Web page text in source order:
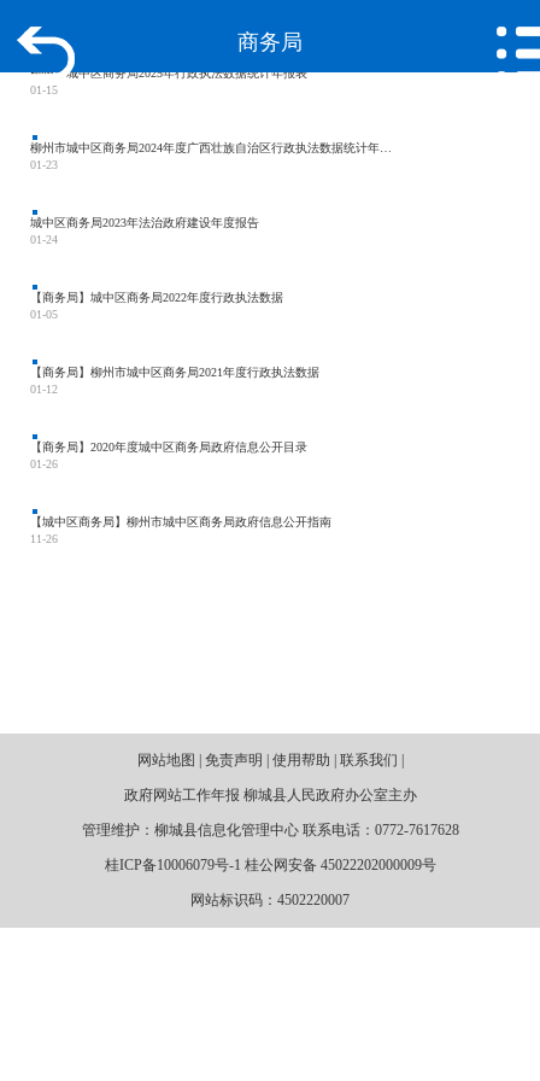
商务局
柳州市城中区商务局2025年行政执法数据统计年报表
01-15
01-23
城中区商务局2023年法治政府建设年度报告
01-24
【商务局】城中区商务局2022年度行政执法数据
01-05
【商务局】柳州市城中区商务局2021年度行政执法数据
01-12
【商务局】2020年度城中区商务局政府信息公开目录
01-26
【城中区商务局】柳州市城中区商务局政府信息公开指南
11-26
网站地图 | 免责声明 | 使用帮助 | 联系我们 |
政府网站工作年报 柳城县人民政府办公室主办
管理维护：柳城县信息化管理中心 联系电话：0772-7617628
桂ICP备10006079号-1 桂公网安备 45022202000009号
网站标识码：4502220007